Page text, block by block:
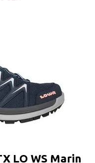
LO WS Marin